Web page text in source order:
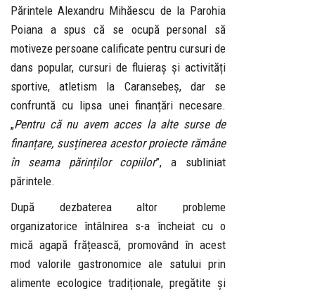
Părintele Alexandru Mihăescu de la Parohia
Poiana a spus că se ocupă personal să
motiveze persoane calificate pentru cursuri de
dans popular, cursuri de fluieraș și activități
sportive, atletism la Caransebeș, dar se
confruntă cu lipsa unei finanțări necesare.
„Pentru că nu avem acces la alte surse de
finanțare, susținerea acestor proiecte rămâne
în seama părinților copiilor”, a subliniat
părintele.
După dezbaterea altor probleme
organizatorice întâlnirea s-a încheiat cu o
mică agapă frățească, promovând în acest
mod valorile gastronomice ale satului prin
alimente ecologice tradiționale, pregătite și